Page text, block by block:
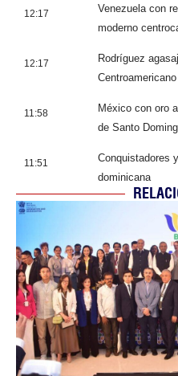
12:17
Venezuela con
moderno
12:17
Rodríguez
Centroamericano
11:58
México con oro
de Santo
11:51
Conquistadores
dominicana